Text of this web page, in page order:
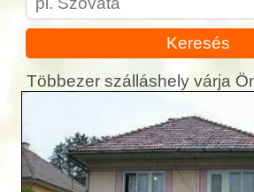
Keresés
Többezer szálláshely várja